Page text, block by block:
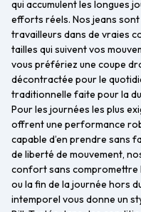
qui accumulent les longues
efforts réels. Nos jeans sont
travailleurs dans de vraies
tailles qui suivent vos
vous préfériez une coupe
décontractée pour le
traditionnelle faite pour la
Pour les journées les plus
offrent une performance
capable d’en prendre sans
de liberté de mouvement,
confort sans compromettre
ou la fin de la journée hors
intemporel vous donne un